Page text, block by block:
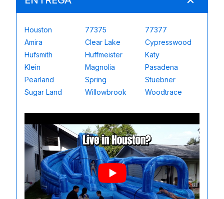
Houston 77375
77377
Amira
Clear Lake
Cypresswood
Hufsmith
Huffmeister
Katy
Klein
Magnolia
Pasadena
Pearland
Spring
Stuebner
Sugar Land
Willowbrook Woodtrace